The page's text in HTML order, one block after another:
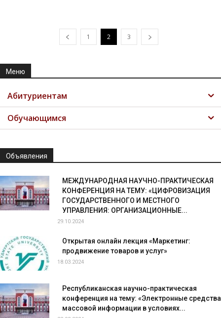
1 2 3
Меню
Абитуриентам
Обучающимся
Объявления
МЕЖДУНАРОДНАЯ НАУЧНО-ПРАКТИЧЕСКАЯ
КОНФЕРЕНЦИЯ НА ТЕМУ: «ЦИФРОВИЗАЦИЯ
ГОСУДАРСТВЕННОГО И МЕСТНОГО
УПРАВЛЕНИЯ: ОРГАНИЗАЦИОННЫЕ...
29.10.2024
Открытая онлайн лекция «Маркетинг:
продвижение товаров и услуг»
18.03.2024
Республиканская научно-практическая
конференция на тему: «Электронные средства
массовой информации в условиях...